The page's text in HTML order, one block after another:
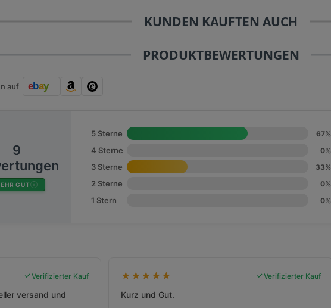
KUNDEN KAUFTEN AUCH
PRODUKTBEWERTUNGEN
auf
9
GUT
5 Sterne 67%
4 Sterne 0%
3 Sterne 33%
2 Sterne 0%
1 Stern 0%
Verifizierter Kauf
versand und
★ ★ ★ ★ ★ Verifizierter Kauf
Kurz und Gut.